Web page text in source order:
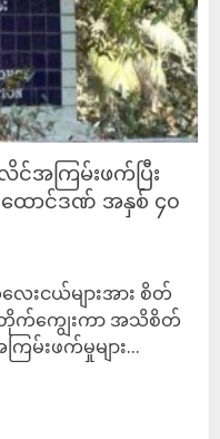
အကြမ်းဖက်ပြီး
ထောင်ဒဏ် အနှစ် ၄၀
းငယ်များအား စိတ်
တိုက်ကျွေးကာ အသိစိတ်
မ်းဖက်မှုများ...